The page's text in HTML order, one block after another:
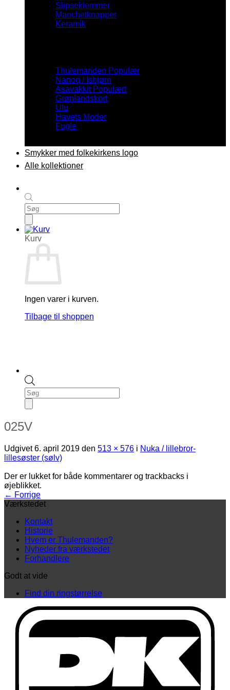
Products
search
Kurv
Ingen varer i kurven.
Tilbage til shoppen
Slipseklemmer
Manchetknapper
Keramik
Thulemanden
Nanoq / Isbjørn
Asavakkit
Grønlandskort
Ulu
Havets Moder
Fugle
Smykker med folkekirkens logo
Alle kollektioner
Products
search
025V
Udgivet6. april 2019 den 513 × 576 i Nuka / lillebror-
lillesøster (sølv)
Der er lukket for både kommentarer og trackbacks i
øjeblikket.
← Forrige
Værkstedet
Kontakt
Historie
Hvem er Thulemanden?
Nyheder fra værkstedet
Forhandlere
Godt at vide
Find din ringstørrelse